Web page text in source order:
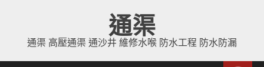
content
通渠
通渠 高壓通渠 通沙井 維修水喉 防水工程 防水防漏